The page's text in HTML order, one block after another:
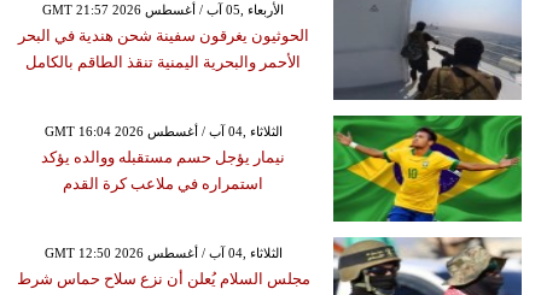
GMT 21:57 2026 الأربعاء ,05 آب / أغسطس
الحوثيون يغرقون سفينة شحن هندية في البحر
الأحمر والبحرية اليمنية تنقذ الطاقم بالكامل
GMT 16:04 2026 الثلاثاء ,04 آب / أغسطس
نيمار يؤجل حسم مستقبله ووالده يؤكد
استمراره في ملاعب كرة القدم
GMT 12:50 2026 الثلاثاء ,04 آب / أغسطس
مجلس السلام يُعلن أن نزع سلاح حماس شرط